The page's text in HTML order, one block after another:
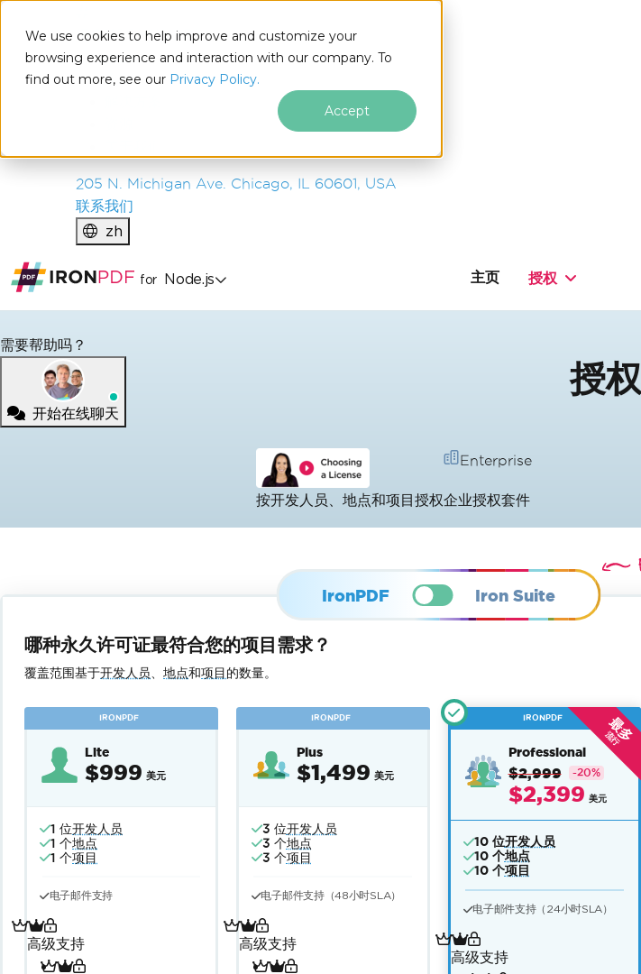
We use cookies to help improve and customize your
browsing experience and interaction with our company. To
find out more, see our Privacy Policy.
Accept
IRONSOFTWARE
产品
企业
205 N. Michigan Ave. Chicago, IL 60601, USA
联系我们
zh
for Node.js 主页 授权
授权
需要帮助吗？
开始在线聊天
团队
按开发人员、地点和项目授权
Enterprise
企业授权套件
IronPDF Iron Suite
哪种永久许可证最符合您的项目需求？
覆盖范围基于开发人员 地点和项目 的数量。
IRONPDF
Lite
$999 美元
1 位开发人员
1 个地点
1 个项目
电子邮件支持
高级支持
IRONPDF
Plus
$1,499 美元
3 位开发人员
3 个地点
3 个项目
电子邮件支持（48小时SLA）
高级支持
最多
流行
IRONPDF
Professional
$2,999 -20%
$2,399 美元
10 位开发人员
10 个地点
10 个项目
电子邮件支持（24小时SLA）
高级支持